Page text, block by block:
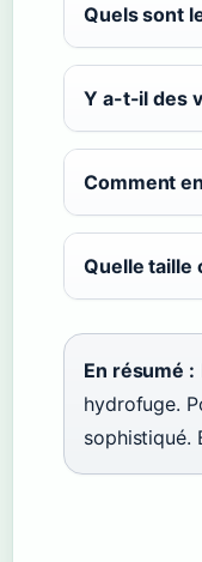
Quels sont
Y a-t-il des
Comment
Quelle taille
En résumé :
hydrofuge.
sophistiqué.